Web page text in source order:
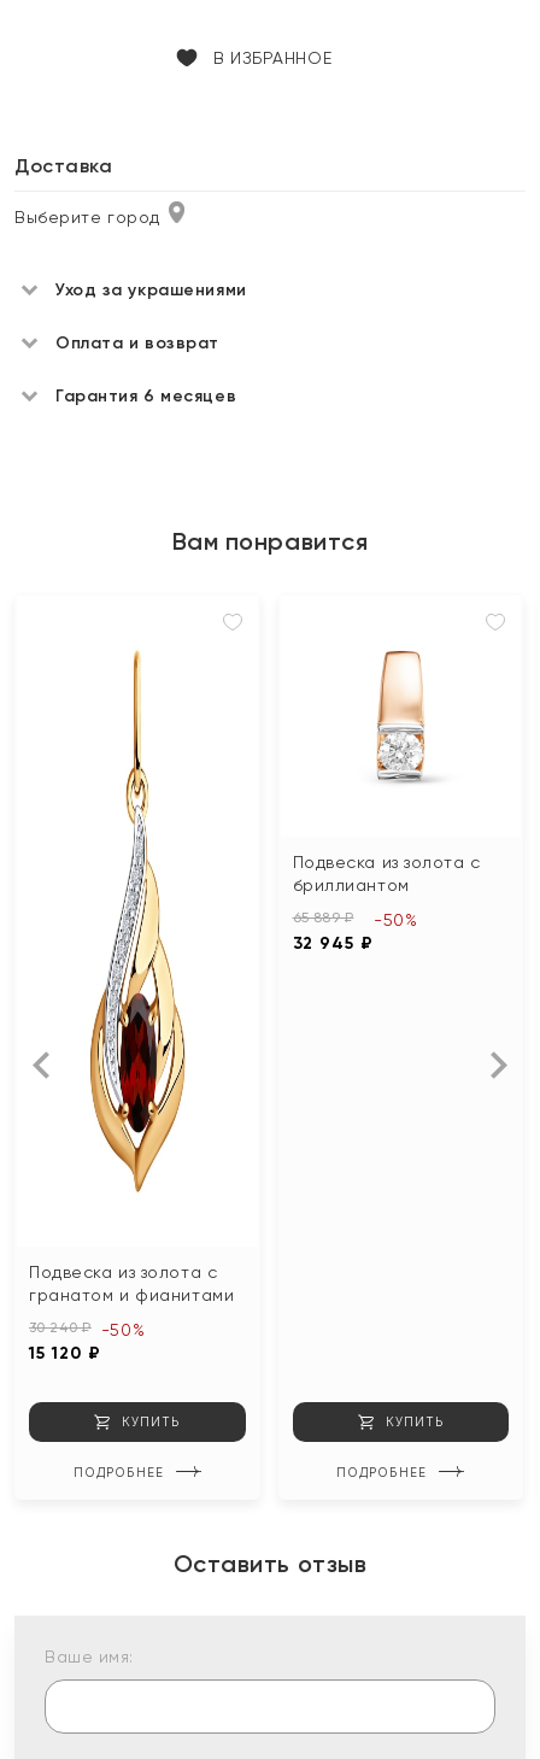
В ИЗБРАННОЕ
Доставка
Выберите город
Уход за украшениями
Оплата и возврат
Гарантия 6 месяцев
Вам понравится
Подвеска из золота с
гранатом и фианитами
30 240 ₽
15 120 ₽
-50%
КУПИТЬ
ПОДРОБНЕЕ
Подвеска из золота с
бриллиантом
65 889 ₽
32 945 ₽
-50%
КУПИТЬ
ПОДРОБНЕЕ
Оставить отзыв
Ваше имя: